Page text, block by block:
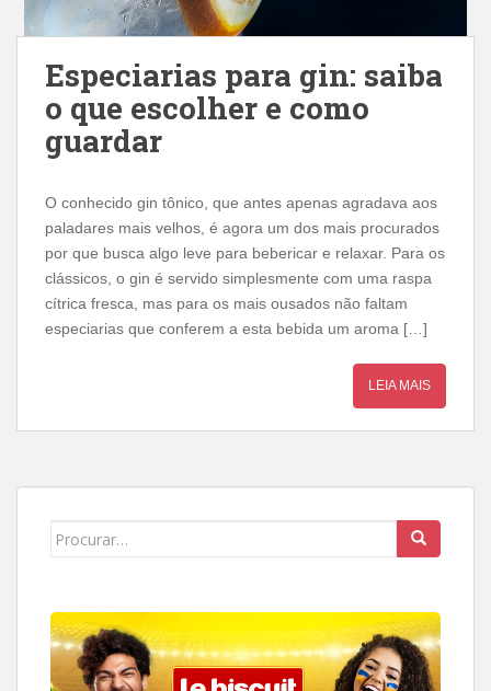
Especiarias para gin: saiba
o que escolher e como
guardar
O conhecido gin tônico, que antes apenas agradava aos
paladares mais velhos, é agora um dos mais procurados
por que busca algo leve para bebericar e relaxar. Para os
clássicos, o gin é servido simplesmente com uma raspa
cítrica fresca, mas para os mais ousados ​​não faltam
especiarias que conferem a esta bebida um aroma […]
LEIA MAIS
Search